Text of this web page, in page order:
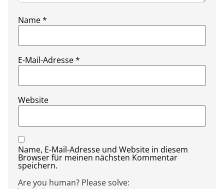
Name*
E-Mail-Adresse*
Website
Name, E-Mail-Adresse und Website in diesem
Browser für meinen nächsten Kommentar
speichern.
Are you human? Please solve: